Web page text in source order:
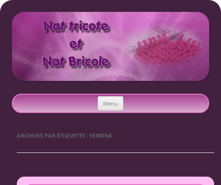
Menu Aller
au
contenu
ARCHIVES PAR ÉTIQUETTE : VERRINE